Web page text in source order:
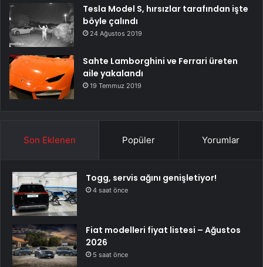
Tesla Model S, hırsızlar tarafından işte
böyle çalındı
24 Ağustos 2019
Sahte Lamborghini ve Ferrari üreten
aile yakalandı
19 Temmuz 2019
Son Eklenen Popüler Yorumlar
Togg, servis ağını genişletiyor!
4 saat önce
Fiat modelleri fiyat listesi – Ağustos
2026
5 saat önce